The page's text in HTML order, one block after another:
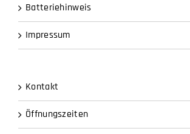
Batteriehinweis
Impressum
Kontakt
Öffnungszeiten